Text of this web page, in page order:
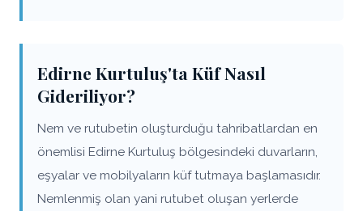
Edirne Kurtuluş'ta Küf Nasıl
Gideriliyor?
Nem ve rutubetin oluşturduğu tahribatlardan en
önemlisi Edirne Kurtuluş bölgesindeki duvarların,
eşyalar ve mobilyaların küf tutmaya başlamasıdır.
Nemlenmiş olan yani rutubet oluşan yerlerde